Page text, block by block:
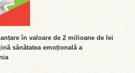
în valoare de 2 milioane de lei
sănătatea emoțională a